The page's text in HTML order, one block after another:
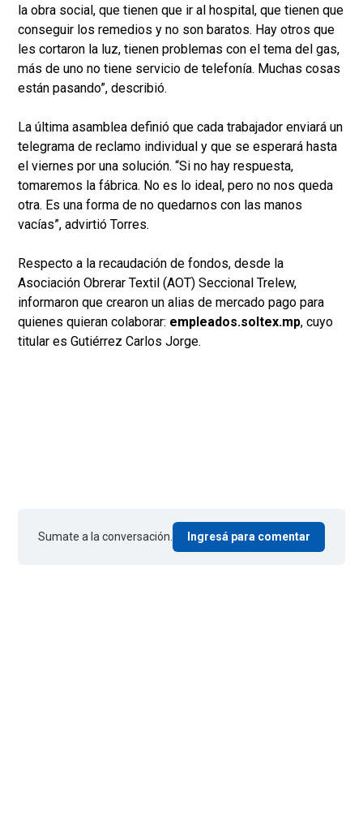
la obra social, que tienen que ir al hospital, que tienen que
conseguir los remedios y no son baratos. Hay otros que
les cortaron la luz, tienen problemas con el tema del gas,
más de uno no tiene servicio de telefonía. Muchas cosas
están pasando”, describió.
La última asamblea definió que cada trabajador enviará un
telegrama de reclamo individual y que se esperará hasta
el viernes por una solución. “Si no hay respuesta,
tomaremos la fábrica. No es lo ideal, pero no nos queda
otra. Es una forma de no quedarnos con las manos
vacías”, advirtió Torres.
Respecto a la recaudación de fondos, desde la
Asociación Obrerar Textil (AOT) Seccional Trelew,
informaron que crearon un alias de mercado pago para
quienes quieran colaborar: empleados.soltex.mp, cuyo
titular es Gutiérrez Carlos Jorge.
Sumate a la conversación. Ingresá para comentar